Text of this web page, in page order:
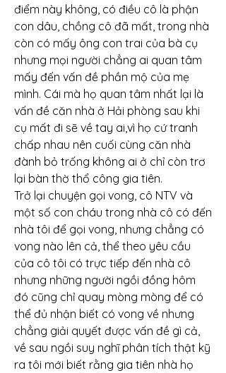
điểm này không, có điều cô là phận
con dâu, chồng cô đã mất, trong nhà
còn có mấy ông con trai của bà cụ
nhưng mọi người chẳng ai quan tâm
mấy đến vấn đề phần mộ của mẹ
mình. Cái mà họ quan tâm nhất lại là
vấn đề căn nhà ở Hải phòng sau khi
cụ mất đi sẽ về tay ai,vì họ cứ tranh
chấp nhau nên cuối cùng căn nhà
đành bỏ trống không ai ở chỉ còn trơ
lại bàn thờ thổ công gia tiên.
Trở lại chuyện gọi vong, cô NTV và
một số con cháu trong nhà cô có đến
nhà tôi để gọi vong, nhưng chẳng có
vong nào lên cả, thể theo yêu cầu
của cô tôi có trực tiếp đến nhà cô
nhưng những người ngồi đồng hôm
đó cũng chỉ quay mòng mòng để có
thể đủ nhận biết có vong về nhưng
chẳng giải quyết được vấn đề gì cả,
về sau ngồi suy nghĩ phân tích thật kỹ
ra tôi mới biết rằng gia tiên nhà họ